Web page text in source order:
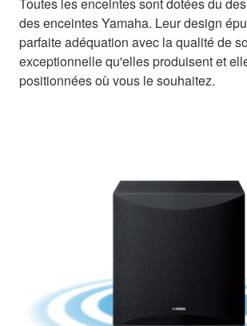
des enceintes Yamaha. Leur design
parfaite adéquation avec la qualité de
exceptionnelle qu'elles produisent et
positionnées où vous le souhaitez.